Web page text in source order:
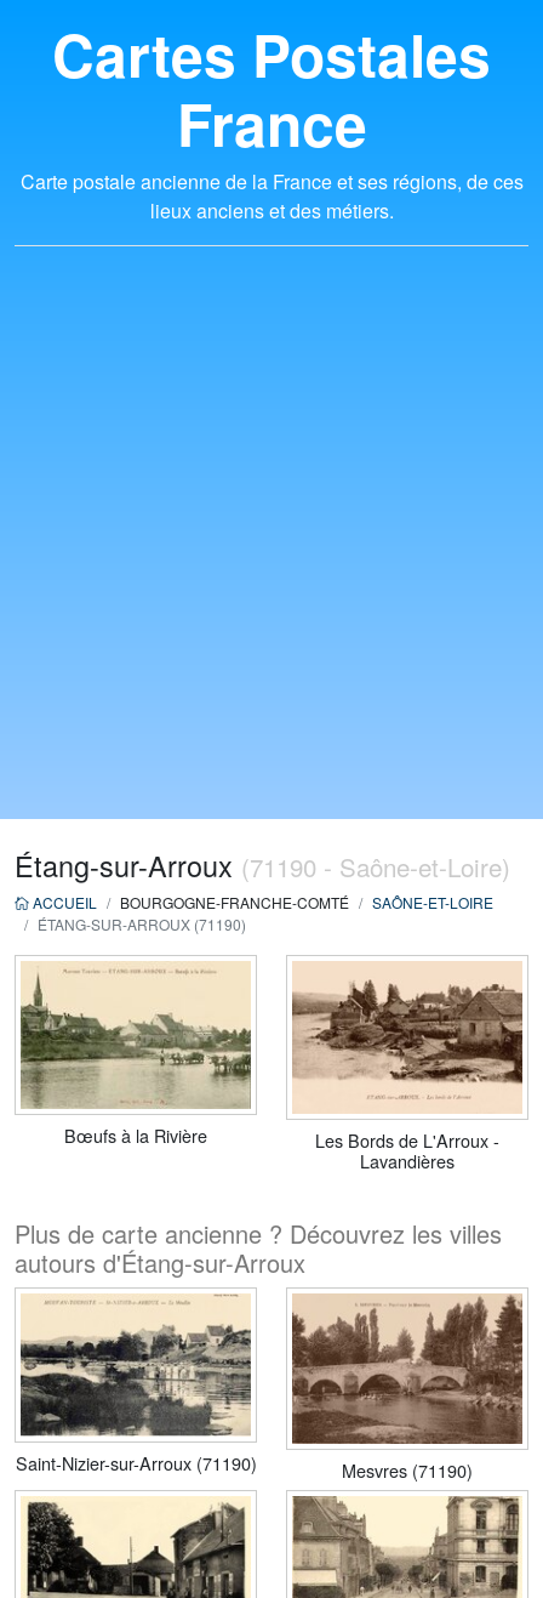
Cartes Postales
France
Carte postale ancienne de la France et ses régions, de ces
lieux anciens et des métiers.
Étang-sur-Arroux (71190 - Saône-et-Loire)
ACCUEIL BOURGOGNE-FRANCHE-COMTÉ
SAÔNE-ET-LOIRE
ÉTANG-SUR-ARROUX (71190)
Bœufs à la Rivière
Les Bords de L'Arroux -
Lavandières
Plus de carte ancienne ? Découvrez les villes
autours d'Étang-sur-Arroux
Saint-Nizier-sur-Arroux (71190) Mesvres (71190)